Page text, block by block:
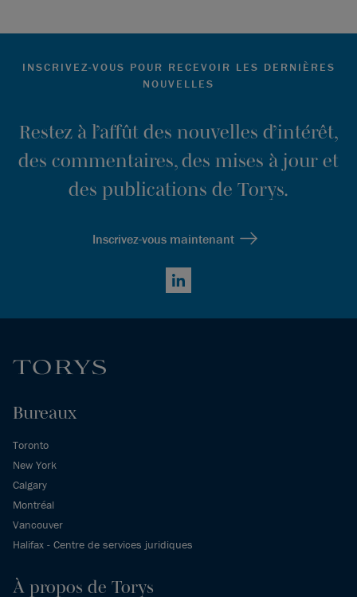
INSCRIVEZ-VOUS POUR RECEVOIR LES DERNIÈRES
NOUVELLES
Restez à l’affût des nouvelles d’intérêt,
des commentaires, des mises à jour et
des publications de Torys.
Inscrivez-vous maintenant
LinkedIn
Bureaux
Toronto
New York
Calgary
Montréal
Vancouver
Halifax - Centre de services juridiques
À propos de Torys